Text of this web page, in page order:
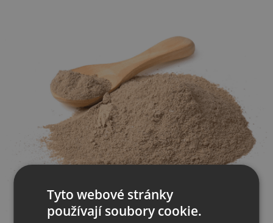
Tyto webové stránky
používají soubory cookie.